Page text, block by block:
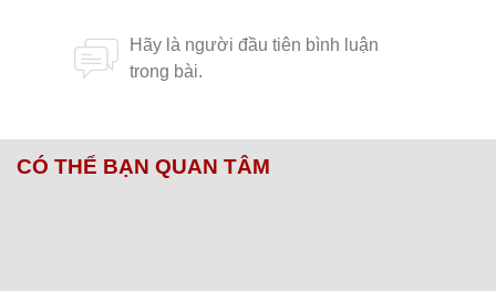
CÓ THỂ BẠN QUAN TÂM